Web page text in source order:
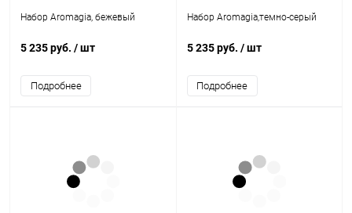
Набор Aromagia, бежевый
5 235 руб. / шт
Подробнее
Набор Aromagia,темно-серый
5 235 руб. / шт
Подробнее